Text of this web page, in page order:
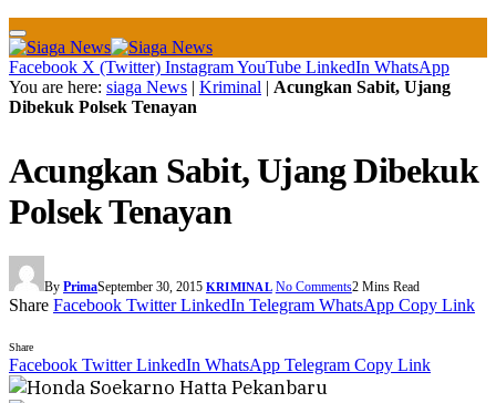
Facebook X (Twitter) InstagramYouTube LinkedIn WhatsApp
You are here: siaga News | Kriminal | Acungkan Sabit, Ujang
Dibekuk Polsek Tenayan
Acungkan Sabit, Ujang Dibekuk
Polsek Tenayan
By PrimaSeptember 30, 2015 KRIMINAL No Comments2 Mins Read
Share Facebook Twitter LinkedIn Telegram WhatsApp Copy Link
Share
Facebook Twitter LinkedIn WhatsApp Telegram Copy Link